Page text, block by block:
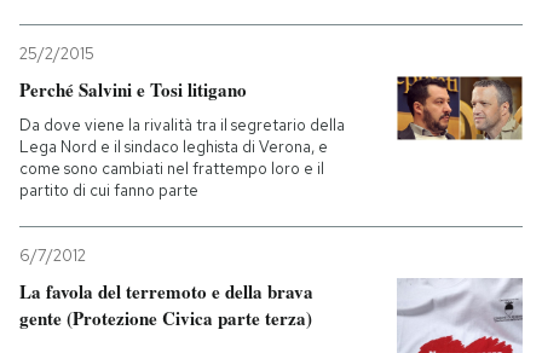
25/2/2015
Perché Salvini e Tosi litigano
Da dove viene la rivalità tra il segretario della
Lega Nord e il sindaco leghista di Verona, e
come sono cambiati nel frattempo loro e il
partito di cui fanno parte
6/7/2012
La favola del terremoto e della brava
gente (Protezione Civica parte terza)